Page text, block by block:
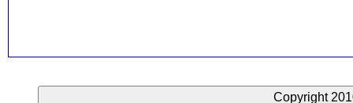
Copyright